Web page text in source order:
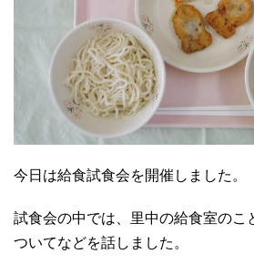
今日は給食試食会を開催しました。
試食会の中では、里中の給食室のこ
ついてなどを話しました。